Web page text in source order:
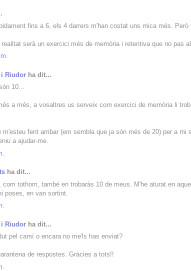
fins a 6, els 4 darrers m'han costat uns mica més.
serà un exercici més de memòria i retentiva que no pas
Riudor ha dit...
10...
a més, a vosaltres us serveix com exercici de memòria li
m'esteu fent arribar (em sembla que ja són més de 20) per a mi
a ajudar-me.
ha dit...
tothom, també en trobaràs 10 de meus. M'he aturat en
poses, en van sortint.
Riudor ha dit...
pel camí o encara no me'ls has enviat?
de respostes. Gràcies a tots!!